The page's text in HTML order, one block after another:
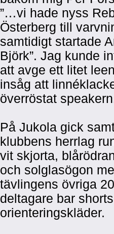
”…vi hade nyss
Österberg till
samtidigt startade
Björk”. Jag kunde
att avge ett litet
insåg att
överröstat
På Jukola gick
klubbens herrlag
vit skjorta,
och solglasögon
tävlingens övriga
deltagare bar
orienteringskläder.